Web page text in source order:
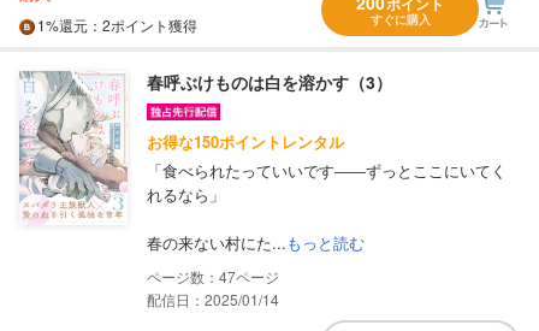
1%還元 ：2ポイント獲得 すぐに購入
春呼ぶけものは白を溶かす（3）
お得な150ポイントレンタル
「食べられたっていいです――ずっとここにいてく
れるなら」
春の来ない村にた...もっと読む
47
配信日：2025/01/14